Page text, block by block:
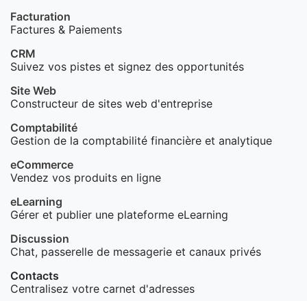
Facturation
Factures & Paiements
CRM
Suivez vos pistes et signez des opportunités
Site Web
Constructeur de sites web d'entreprise
Comptabilité
Gestion de la comptabilité financière et analytique
eCommerce
Vendez vos produits en ligne
eLearning
Gérer et publier une plateforme eLearning
Discussion
Chat, passerelle de messagerie et canaux privés
Contacts
Centralisez votre carnet d'adresses